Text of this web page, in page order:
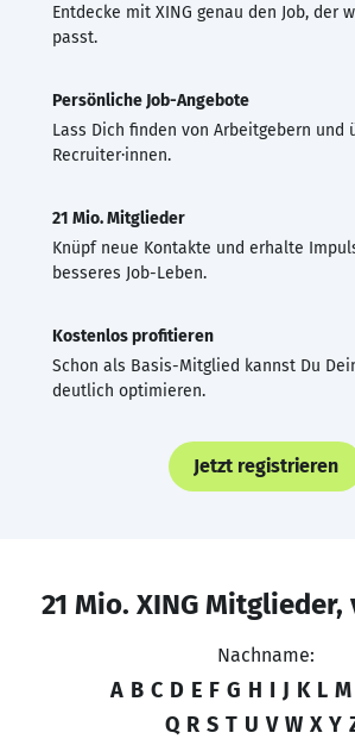
Entdecke mit XING genau den Job, der
passt.
Persönliche Job-Angebote
Lass Dich finden von Arbeitgebern und
Recruiter·innen.
21 Mio. Mitglieder
Knüpf neue Kontakte und erhalte
besseres Job-Leben.
Kostenlos profitieren
Schon als Basis-Mitglied kannst Du
deutlich optimieren.
Jetzt registrieren
21 Mio. XING Mitglieder,
Nachname:
A B C D E F G H I J K L M
Q R S T U V W X Y